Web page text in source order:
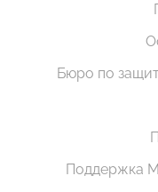
Бюро по
Поддержка